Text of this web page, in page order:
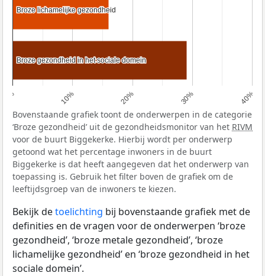
0% 10% 20% 30% 40%
Broze lichamelijke gezondheid
Broze lichamelijke gezondheid
Broze gezondheid in het sociale domein
Broze gezondheid in het sociale domein
Bovenstaande grafiek toont de onderwerpen in de categorie
‘Broze gezondheid’ uit de gezondheidsmonitor van het RIVM
voor de buurt Biggekerke. Hierbij wordt per onderwerp
getoond wat het percentage inwoners in de buurt
Biggekerke is dat heeft aangegeven dat het onderwerp van
toepassing is. Gebruik het filter boven de grafiek om de
leeftijdsgroep van de inwoners te kiezen.
Bekijk detoelichting bij bovenstaande grafiek met de
definities en de vragen voor de onderwerpen ‘broze
gezondheid’, ‘broze metale gezondheid’, ‘broze
lichamelijke gezondheid’ en ‘broze gezondheid in het
sociale domein’.